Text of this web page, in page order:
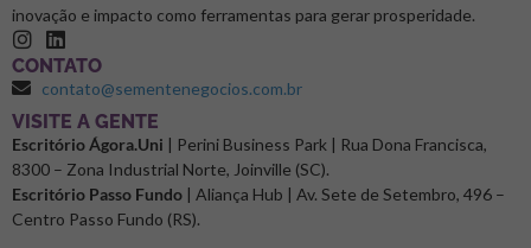
inovação e impacto como ferramentas para gerar prosperidade.
CONTATO
contato@sementenegocios.com.br
⁠VISITE A GENTE
Escritório Ágora.Uni | Perini Business Park | Rua Dona Francisca,
8300 – Zona Industrial Norte, Joinville (SC).
Escritório Passo Fundo | Aliança Hub | Av. Sete de Setembro, 496 –
Centro Passo Fundo (RS).